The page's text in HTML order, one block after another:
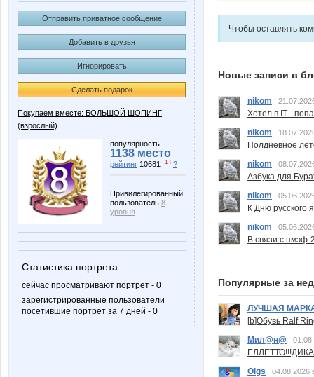
Отправить приватное сообщение
Добавить в друзья
Игнорировать
Сделать подарок
Покупаем вместе: БОЛЬШОЙ ШОПИНГ
(взрослый)
популярность:
1138 место
рейтинг 10681 -1 ↓ ?
Привилегированный
пользователь 8
уровня
Статистика портрета:
сейчас просматривают портрет - 0
зарегистрированные пользователи
посетившие портрет за 7 дней - 0
Чтобы оставлять
Новые записи в
nikom
Хотел в IT -
nikom
Полдневное
nikom
Азбука для
nikom
К Дню русского
nikom
В связи с пмэф-
Популярные за
ЛУЧШАЯ
[b]Обувь Ralf
Мил@н@
Olgs
04.08.2026